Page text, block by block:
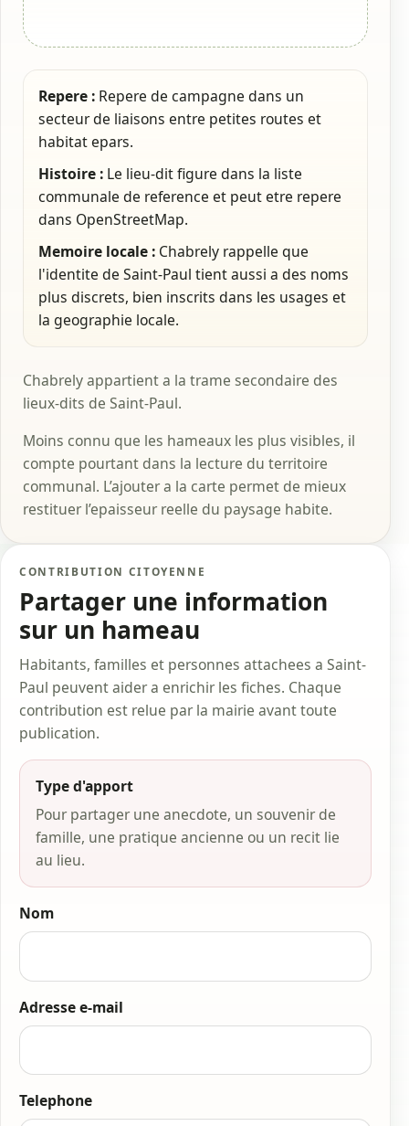
Repere : Repere de campagne dans un
secteur de liaisons entre petites routes et
habitat epars.
Histoire : Le lieu-dit figure dans la liste
communale de reference et peut etre repere
dans OpenStreetMap.
Memoire locale : Chabrely rappelle que
l'identite de Saint-Paul tient aussi a des noms
plus discrets, bien inscrits dans les usages et
la geographie locale.
Chabrely appartient a la trame secondaire des
lieux-dits de Saint-Paul.
Moins connu que les hameaux les plus visibles, il
compte pourtant dans la lecture du territoire
communal. L’ajouter a la carte permet de mieux
restituer l’epaisseur reelle du paysage habite.
CONTRIBUTION CITOYENNE
Partager une information
sur un hameau
Habitants, familles et personnes attachees a Saint-
Paul peuvent aider a enrichir les fiches. Chaque
contribution est relue par la mairie avant toute
publication.
Type d'apport
Pour partager une anecdote, un souvenir de
famille, une pratique ancienne ou un recit lie
au lieu.
Nom
Adresse e-mail
Telephone